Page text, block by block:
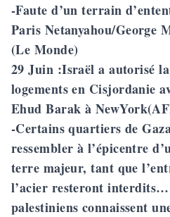
-Faute d’un terrain
Paris Netanyahou/George
(Le Monde)
29 Juin :Israël a autorisé
logements en Cisjordanie
Ehud Barak à
-Certains quartiers de
ressembler à l’épicentre
terre majeur, tant que
l’acier resteront
palestiniens connaissent